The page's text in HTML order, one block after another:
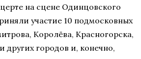
на сцене Одинцовского
участие 10 подмосковных
Королёва, Красногорска,
других городов и, конечно,